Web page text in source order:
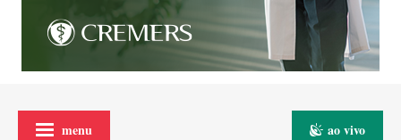
menu ao vivo